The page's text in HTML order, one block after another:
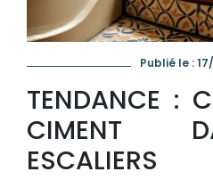
Publié le :
TENDANCE :
CIMENT
ESCALIERS